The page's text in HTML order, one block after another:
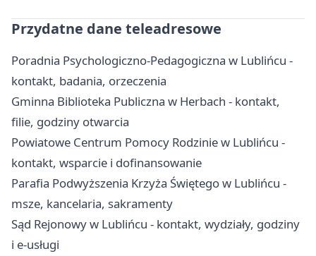
Przydatne dane teleadresowe
Poradnia Psychologiczno-Pedagogiczna w Lublińcu -
kontakt, badania, orzeczenia
Gminna Biblioteka Publiczna w Herbach - kontakt,
filie, godziny otwarcia
Powiatowe Centrum Pomocy Rodzinie w Lublińcu -
kontakt, wsparcie i dofinansowanie
Parafia Podwyższenia Krzyża Świętego w Lublińcu -
msze, kancelaria, sakramenty
Sąd Rejonowy w Lublińcu - kontakt, wydziały, godziny
i e-usługi